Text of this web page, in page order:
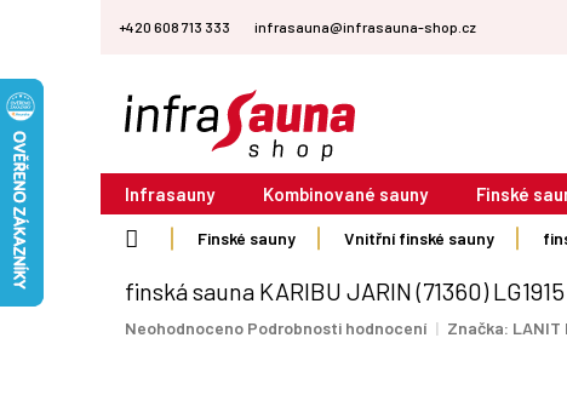
+420 608 713 333 infrasauna@infrasauna-shop.cz
Infrasauny Kombinované sauny Finské
Finské sauny Vnitřní finské sauny
finská sauna KARIBU JARIN (71360) LG1915
Průměrné
Neohodnoceno Podrobnosti hodnocení Značka: LANIT